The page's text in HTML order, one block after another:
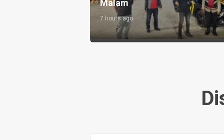
Pengabdian kepada Rakyat Morawa
12 hours ago